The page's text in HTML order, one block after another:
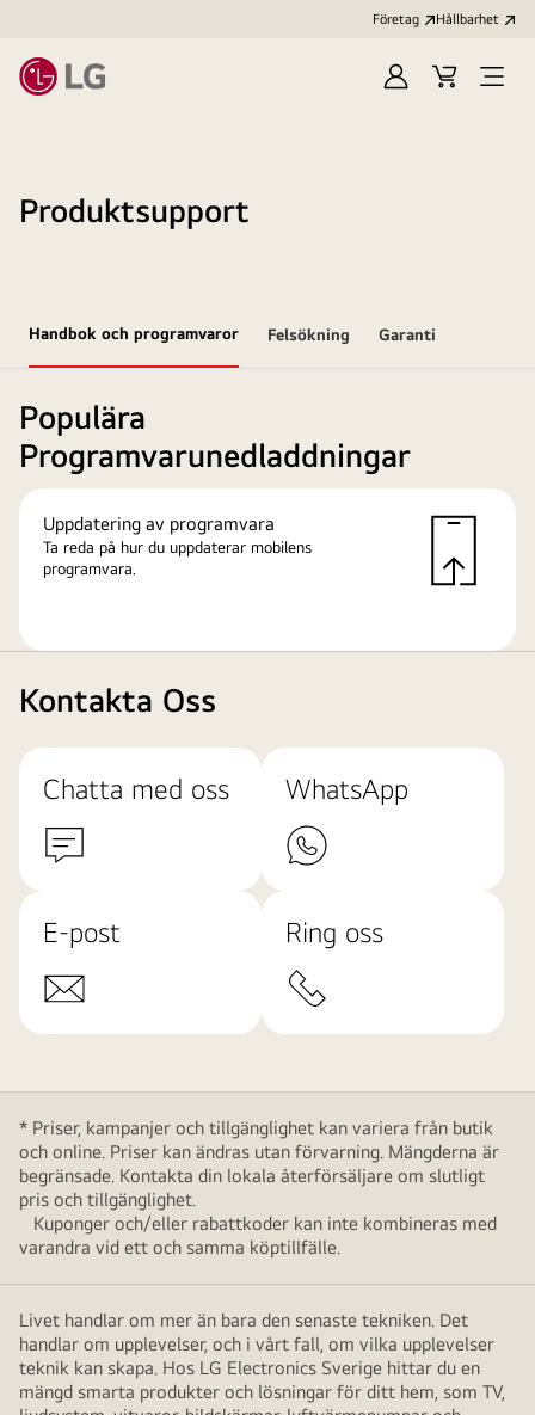
Företag Hållbarhet
LoggaKundvagn
Produktsupport
Handbok och programvaror Felsökning Garanti
Populära
Programvarunedladdningar
Uppdatering av programvara
Ta reda på hur du uppdaterar mobilens
programvara.
Kontakta Oss
Chatta med oss WhatsApp
E-post Ring oss
* Priser, kampanjer och tillgänglighet kan variera från butik
och online. Priser kan ändras utan förvarning. Mängderna är
begränsade. Kontakta din lokala återförsäljare om slutligt
pris och tillgänglighet.
Kuponger och/eller rabattkoder kan inte kombineras med
varandra vid ett och samma köptillfälle.
Livet handlar om mer än bara den senaste tekniken. Det
handlar om upplevelser, och i vårt fall, om vilka upplevelser
teknik kan skapa. Hos LG Electronics Sverige hittar du en
mängd smarta produkter och lösningar för ditt hem, som TV,